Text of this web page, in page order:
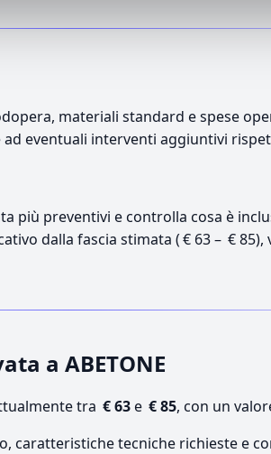
materiali standard e spese
eventuali interventi aggiuntivi
più preventivi e controlla cosa è
dalla fascia stimata ( € 63 – €
a ABETONE
tra € 63e € 85, con un
caratteristiche tecniche richieste e